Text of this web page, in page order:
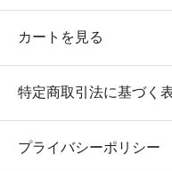
カートを見る
特定商取引法に基づく
プライバシーポリシー